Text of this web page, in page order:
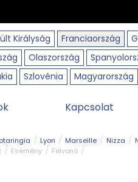
Királyság Franciaország
Olaszország
Szlovénia Magyarország
Kapcsolat
Lyon Marseille Nizza
Esemény
Felvonó